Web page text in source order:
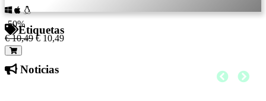
-50%
€ 10,49 € 10,49
Etiquetas
Noticias